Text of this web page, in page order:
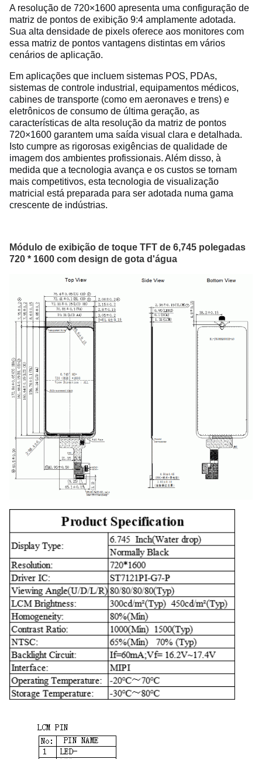
A resolução de 720×1600 apresenta uma configuração de
matriz de pontos de exibição 9:4 amplamente adotada.
Sua alta densidade de pixels oferece aos monitores com
essa matriz de pontos vantagens distintas em vários
cenários de aplicação.
Em aplicações que incluem sistemas POS, PDAs,
sistemas de controle industrial, equipamentos médicos,
cabines de transporte (como em aeronaves e trens) e
eletrônicos de consumo de última geração, as
características de alta resolução da matriz de pontos
720×1600 garantem uma saída visual clara e detalhada.
Isto cumpre as rigorosas exigências de qualidade de
imagem dos ambientes profissionais. Além disso, à
medida que a tecnologia avança e os custos se tornam
mais competitivos, esta tecnologia de visualização
matricial está preparada para ser adotada numa gama
crescente de indústrias.
Módulo de exibição de toque TFT de 6,745 polegadas
720 * 1600 com design de gota d'água